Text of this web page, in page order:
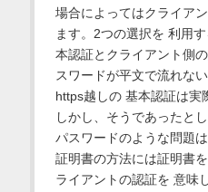
場合によってはクライア
ます。2つの選択を 利用
本認証とクライアント側
スワードが平文で流れな
https越しの 基本認証は実
しかし、そうであったと
パスワードのような問題
証明書の方法には証明書
ライアントの認証を 意味